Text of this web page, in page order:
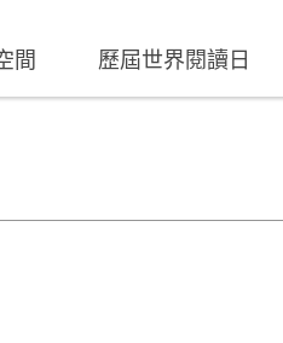
間 歷屆世界閱讀日